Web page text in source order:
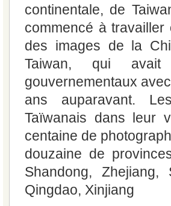
continentale, de
commencé à
des images de la
Taiwan, qui
gouvernementaux
ans auparavant.
Taïwanais dans leur
centaine de
douzaine de
Shandong, Zhejiang,
Qingdao, Xinjiang